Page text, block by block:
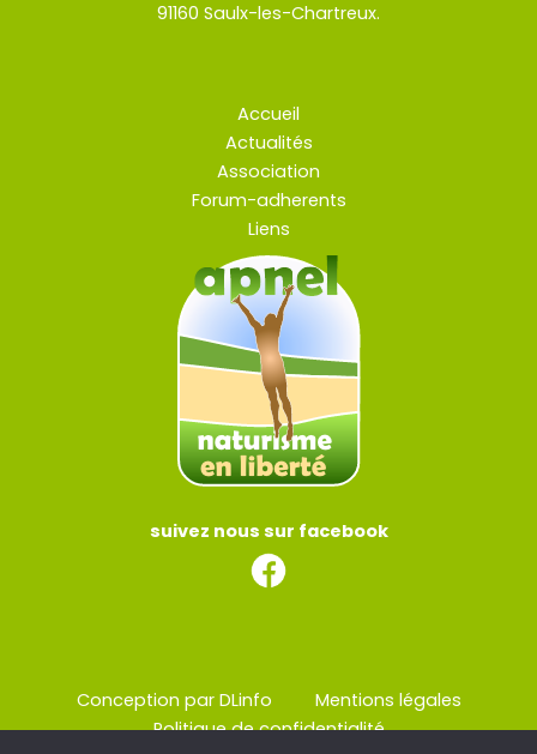
91160 Saulx-les-Chartreux.
Accueil
Actualités
Association
Forum-adherents
Liens
suivez nous sur facebook
Conception par DLinfo
Mentions légales
Politique de confidentialité